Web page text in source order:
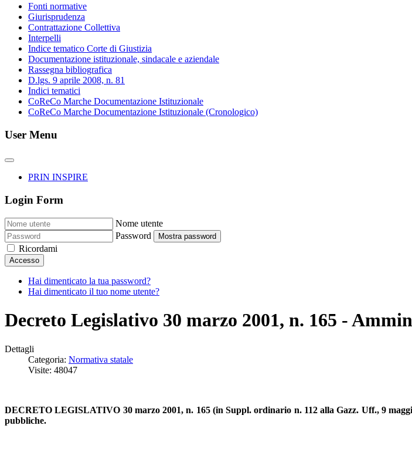
Fonti normative
Giurisprudenza
Contrattazione Collettiva
Interpelli
Indice tematico Corte di Giustizia
Documentazione istituzionale, sindacale e aziendale
Rassegna bibliografica
D.lgs. 9 aprile 2008, n. 81
Indici tematici
CoReCo Marche Documentazione Istituzionale
CoReCo Marche Documentazione Istituzionale (Cronologico)
User Menu
PRIN INSPIRE
Login Form
Nome utente
Password
Mostra password
Ricordami
Accesso
Hai dimenticato la tua password?
Hai dimenticato il tuo nome utente?
Decreto Legislativo 30 marzo 2001, n. 165 -
Dettagli
Categoria: Normativa statale
Visite: 48047
DECRETO LEGISLATIVO 30 marzo 2001, n. 165 (in Suppl. ordinario n. 112 alla Gazz. Uff., 9
pubbliche.